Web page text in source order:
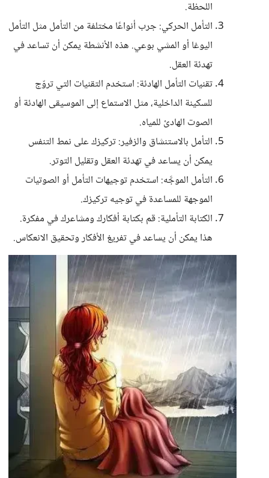
اللحظة.
التأمل الحركي: جرب أنواعًا مختلفة من التأمل مثل التأمل
اليوغا أو المشي بوعي. هذه الأنشطة يمكن أن تساعد في
تهدئة العقل.
تقنيات التأمل الهادئة: استخدم التقنيات التي تروّج
للسكينة الداخلية، مثل الاستماع إلى الموسيقى الهادئة أو
الصوت الهادئ للمياه.
التأمل بالاستنشاق والزفير: تركيزك على نمط التنفس
يمكن أن يساعد في تهدئة العقل وتقليل التوتر.
التأمل الموجَّه: استخدم توجيهات التأمل أو الصوتيات
الموجهة للمساعدة في توجيه تركيزك.
الكتابة التأملية: قم بكتابة أفكارك ومشاعرك في مفكرة.
هذا يمكن أن يساعد في تفريغ الأفكار وتحقيق الانعكاس.